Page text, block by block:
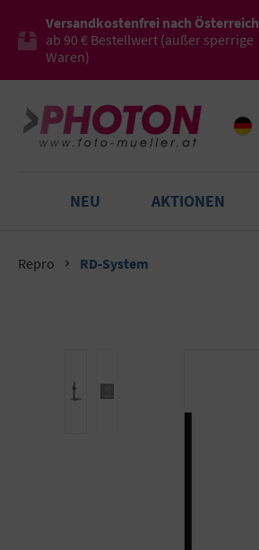
Versandkostenfrei nach Österreich
ab 90 € Bestellwert (außer sperrige
Waren)
NEU AKTIONEN
Repro RD-System